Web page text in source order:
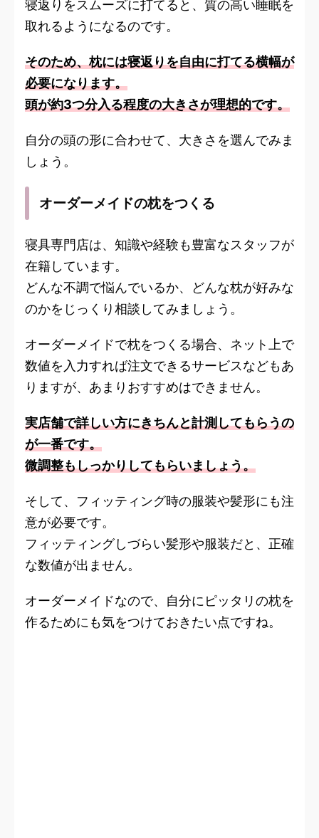
寝返りをスムーズに打てると、質の高い睡眠を
取れるようになるのです。
そのため、枕には寝返りを自由に打てる横幅が
必要になります。
頭が約3つ分入る程度の大きさが理想的です。
自分の頭の形に合わせて、大きさを選んでみま
しょう。
オーダーメイドの枕をつくる
寝具専門店は、知識や経験も豊富なスタッフが
在籍しています。
どんな不調で悩んでいるか、どんな枕が好みな
のかをじっくり相談してみましょう。
オーダーメイドで枕をつくる場合、ネット上で
数値を入力すれば注文できるサービスなどもあ
りますが、あまりおすすめはできません。
実店舗で詳しい方にきちんと計測してもらうの
が一番です。
微調整もしっかりしてもらいましょう。
そして、フィッティング時の服装や髪形にも注
意が必要です。
フィッティングしづらい髪形や服装だと、正確
な数値が出ません。
オーダーメイドなので、自分にピッタリの枕を
作るためにも気をつけておきたい点ですね。